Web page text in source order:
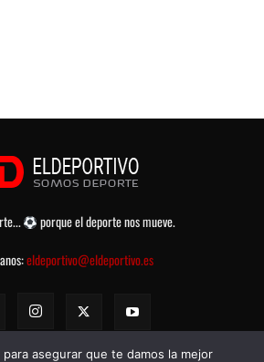
porque el deporte nos mueve.
eldeportivo@eldeportivo.es
asegurar que te damos la mejor